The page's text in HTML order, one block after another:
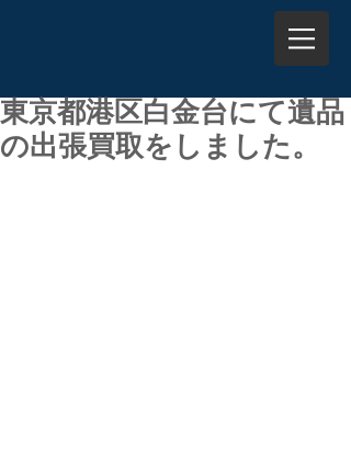
東京都港区白金台にて遺品
の出張買取をしました。